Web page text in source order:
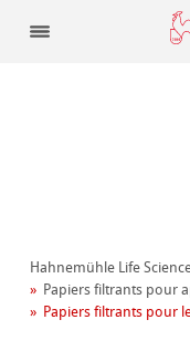
Hahnemühle Life
Papiers filtrants pour
Papiers filtrants pour